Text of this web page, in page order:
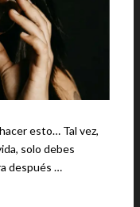
Tal vez,
solo debes
después …